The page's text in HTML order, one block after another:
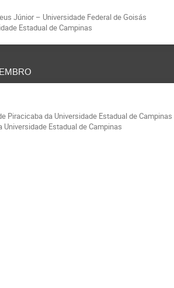
Júnior – Universidade Federal de Goisás
Estadual de Campinas
Piracicaba da Universidade Estadual de Campinas
Estadual de Campinas